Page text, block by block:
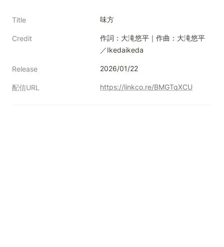
Title 味方
Credit
作詞：大滝悠平｜作曲：大滝悠平
／Ikedaikeda
Release 2026/01/22
配信URL https://linkco.re/BMGTqXCU